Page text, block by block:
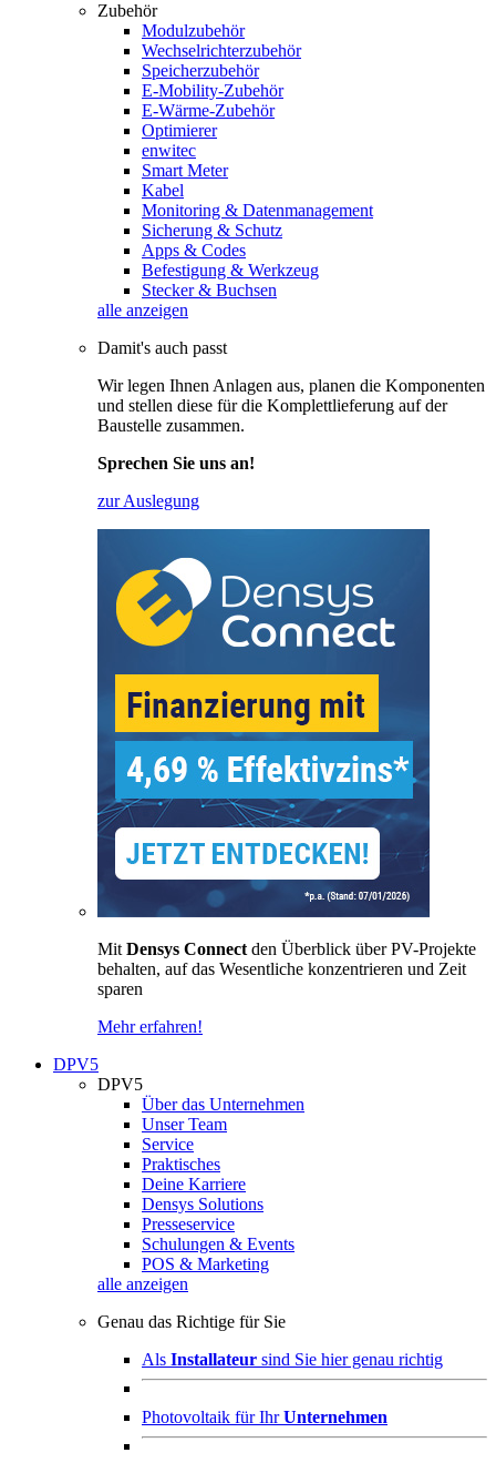
Zubehör
Modulzubehör
Wechselrichterzubehör
Speicherzubehör
E-Mobility-Zubehör
E-Wärme-Zubehör
Optimierer
enwitec
Smart Meter
Kabel
Monitoring & Datenmanagement
Sicherung & Schutz
Apps & Codes
Befestigung & Werkzeug
Stecker & Buchsen
alle anzeigen
Damit's auch passt
Wir legen Ihnen Anlagen aus, planen die Komponenten
und stellen diese für die Komplettlieferung auf der
Baustelle zusammen.
Sprechen Sie uns an!
zur Auslegung
Mit Densys Connect den Überblick über PV-Projekte
behalten, auf das Wesentliche konzentrieren und Zeit
sparen
Mehr erfahren!
DPV5
DPV5
Über das Unternehmen
Unser Team
Service
Praktisches
Deine Karriere
Densys Solutions
Presseservice
Schulungen & Events
POS & Marketing
alle anzeigen
Genau das Richtige für Sie
Als Installateur sind Sie hier genau richtig
Photovoltaik für IhrUnternehmen